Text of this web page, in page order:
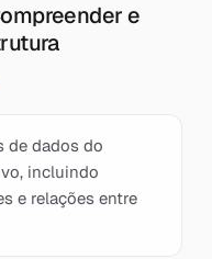
e
de dados do
incluindo
e relações entre